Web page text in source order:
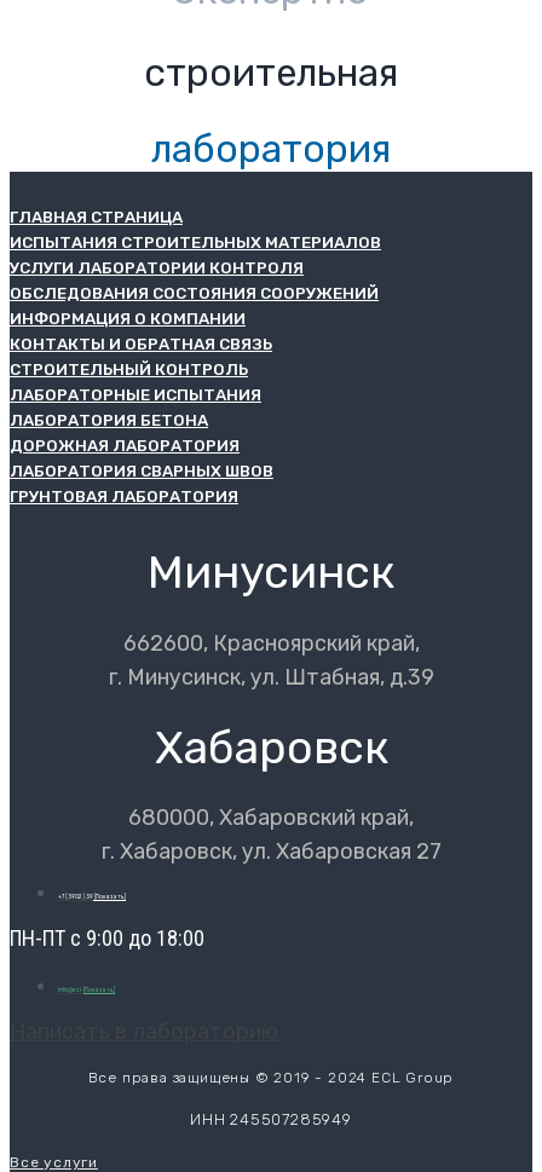
строительная
лаборатория
ГЛАВНАЯ СТРАНИЦА
ИСПЫТАНИЯ СТРОИТЕЛЬНЫХ МАТЕРИАЛОВ
УСЛУГИ ЛАБОРАТОРИИ КОНТРОЛЯ
ОБСЛЕДОВАНИЯ СОСТОЯНИЯ СООРУЖЕНИЙ
ИНФОРМАЦИЯ О КОМПАНИИ
КОНТАКТЫ И ОБРАТНАЯ СВЯЗЬ
СТРОИТЕЛЬНЫЙ КОНТРОЛЬ
ЛАБОРАТОРНЫЕ ИСПЫТАНИЯ
ЛАБОРАТОРИЯ БЕТОНА
ДОРОЖНАЯ ЛАБОРАТОРИЯ
ЛАБОРАТОРИЯ СВАРНЫХ ШВОВ
ГРУНТОВАЯ ЛАБОРАТОРИЯ
Минусинск
662600, Красноярский край,
г. Минусинск, ул. Штабная, д.39
Хабаровск
680000, Хабаровский край,
г. Хабаровск, ул. Хабаровская 27
+7 (3902) 39 [Показать]
ПН-ПТ с 9:00 до 18:00
info@ecl- [Показать]
Все права защищены © 2019 - 2024 ECL Group
ИНН 245507285949
Все услуги